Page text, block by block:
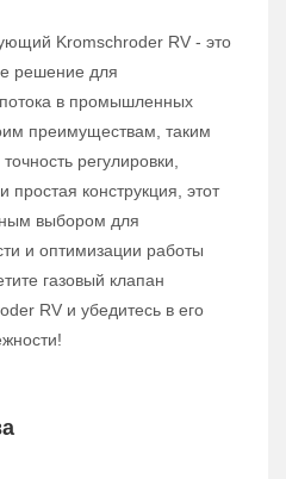
Kromschroder RV - это
решение для
потока в промышленных
преимуществам, таким
регулировки,
простая конструкция, этот
выбором для
и оптимизации работы
газовый клапан
RV и убедитесь в его